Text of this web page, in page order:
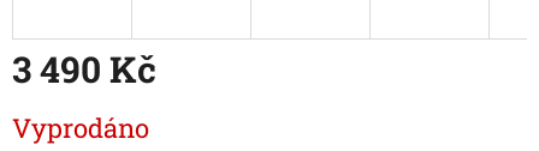
3 490 Kč
cena:
Vyprodáno